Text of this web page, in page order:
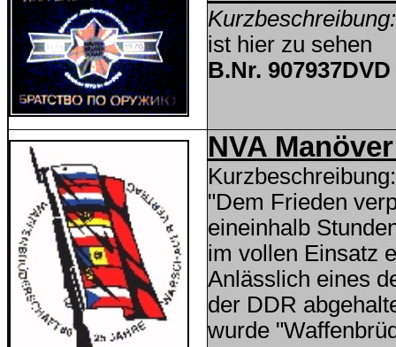
ist hier zu sehen
B.Nr.
NVA
"Dem Frieden
eineinhalb
im vollen Einsatz
Anlässlich eines
der DDR
wurde